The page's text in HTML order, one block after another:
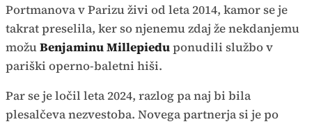
Portmanova v Parizu živi od leta 2014, kamor se je
takrat preselila, ker so njenemu zdaj že nekdanjemu
možuBenjaminu Millepieduponudili službo v
pariški operno-baletni hiši.
Par se je ločil leta 2024, razlog pa naj bi bila
plesalčeva nezvestoba. Novega partnerja si je po